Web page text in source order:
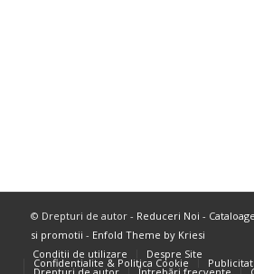
© Drepturi de autor - Reduceri Noi -
si promotii - Enfold Theme by Kriesi
Conditii de utilizare
Despre Site
Confidentialite & Politica Cookie